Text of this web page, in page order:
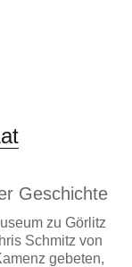
Geschichte
zu Görlitz
Schmitz von
gebeten,